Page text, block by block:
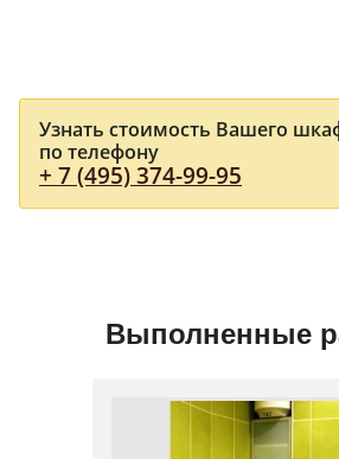
Узнать стоимость Вашего
по телефону
+ 7 (495) 374-99-95
Выполненные